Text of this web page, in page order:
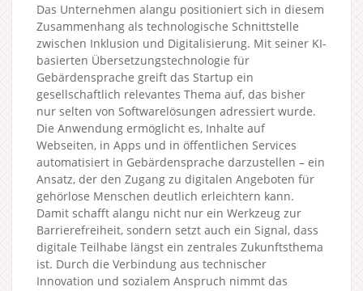
Das Unternehmen alangu positioniert sich in diesem
Zusammenhang als technologische Schnittstelle
zwischen Inklusion und Digitalisierung. Mit seiner KI-
basierten Übersetzungstechnologie für
Gebärdensprache greift das Startup ein
gesellschaftlich relevantes Thema auf, das bisher
nur selten von Softwarelösungen adressiert wurde.
Die Anwendung ermöglicht es, Inhalte auf
Webseiten, in Apps und in öffentlichen Services
automatisiert in Gebärdensprache darzustellen – ein
Ansatz, der den Zugang zu digitalen Angeboten für
gehörlose Menschen deutlich erleichtern kann.
Damit schafft alangu nicht nur ein Werkzeug zur
Barrierefreiheit, sondern setzt auch ein Signal, dass
digitale Teilhabe längst ein zentrales Zukunftsthema
ist. Durch die Verbindung aus technischer
Innovation und sozialem Anspruch nimmt das